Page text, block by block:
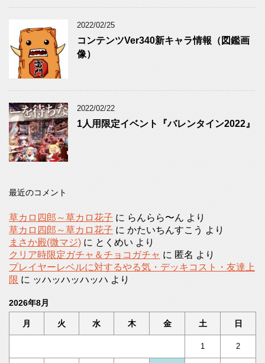
2022/02/25
コンテンツVer340新キャラ情報（図鑑画
像）
2022/02/22
1人用限定イベント『バレンタイン2022』
最近のコメント
草カロ四郎～草カロ花子 に らんらら〜ん より
草カロ四郎～草カロ花子 に かたいちんすこう より
まさか殿(微マジ) に とくめい より
クリア時限定ガチャ＆チョコガチャ に 匿名 より
プレイヤーレベルに対するやる気・デッキコスト・友達上
限 に ッハッハッハッハ より
2026年8月
月 火 水 木 金 土 日
1 2